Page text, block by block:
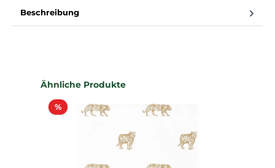
Beschreibung
Produktgalerie überspringen
Ähnliche Produkte
%Rabatt